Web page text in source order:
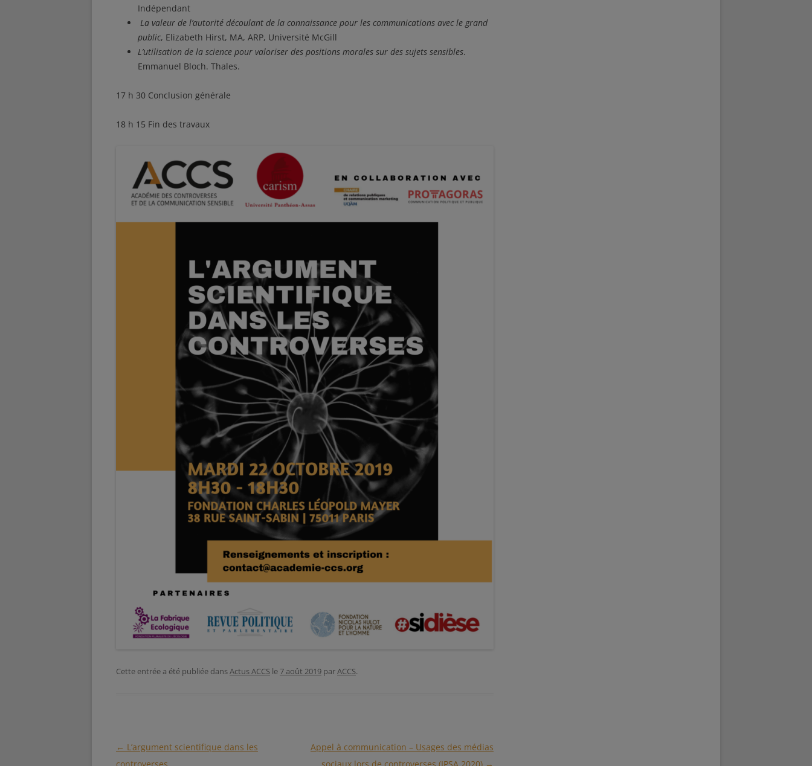
Indépendant
La valeur de l’autorité découlant de la connaissance pour les communications avec le grand
public, Elizabeth Hirst, MA, ARP, Université McGill
L’utilisation de la science pour valoriser des positions morales sur des sujets sensibles.
Emmanuel Bloch. Thales.
17 h 30 Conclusion générale
18 h 15 Fin des travaux
Cette entrée a été publiée dansActus ACCS le7 août 2019 parACCS.
Navigation
← L’argument scientifique dans les
Appel à communication – Usages des médias